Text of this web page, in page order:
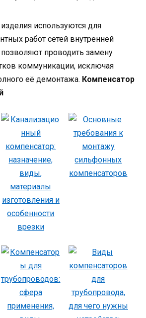
используются для
работ сетей внутренней
проводить замену
коммуникации, исключая
её демонтажа. Компенсатор